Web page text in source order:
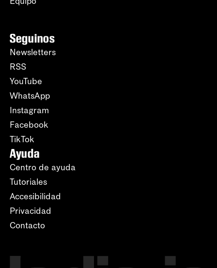
Seguinos
Newsletters
RSS
YouTube
WhatsApp
Instagram
Facebook
TikTok
Ayuda
Centro de ayuda
Tutoriales
Accesibilidad
Privacidad
Contacto